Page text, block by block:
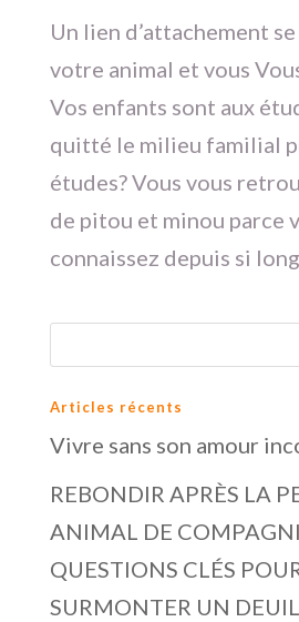
Un lien d’attachement
votre animal et vous
Vos enfants sont aux
quitté le milieu familial
études? Vous vous
de pitou et minou parce
connaissez depuis si
Articles récents
Vivre sans son amour
REBONDIR APRÈS LA
ANIMAL DE
QUESTIONS CLÉS
SURMONTER UN